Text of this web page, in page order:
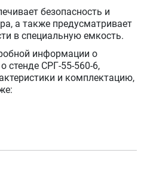
безопасность и
а также предусматривает
в специальную емкость.
информации о
стенде СРГ-55-560-6,
и комплектацию,